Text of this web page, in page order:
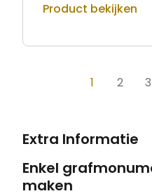
Product bekijken
1 2 3
Extra Informatie
Enkel
maken